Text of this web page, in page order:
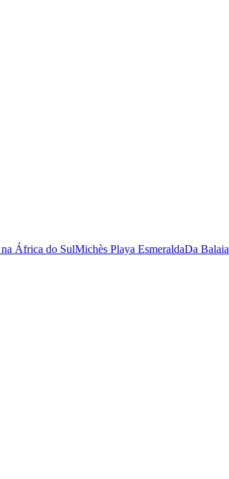
África do SulMichès Playa EsmeraldaDa Balaia